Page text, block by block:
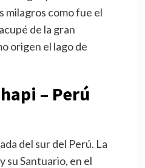
milagros como fue el
de la gran
origen el lago de
– Perú
del sur del Perú. La
su Santuario, en el